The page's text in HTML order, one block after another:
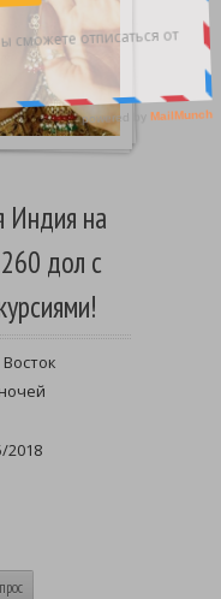
Индия на
дол с
2018